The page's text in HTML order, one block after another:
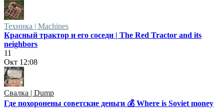
Техника | Machines
Красный трактор и его соседи | The Red Tractor and its
neighbors
11
Окт 12:08
Свалка | Dump
Где похоронены советские деньги 💰 Where is Soviet money